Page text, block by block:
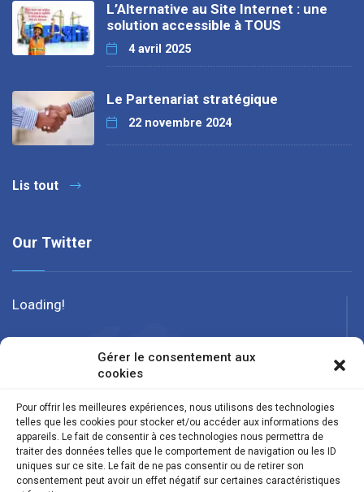
Gérer le consentement aux
cookies
Pour offrir les meilleures expériences, nous utilisons des technologies
telles que les cookies pour stocker et/ou accéder aux informations des
appareils. Le fait de consentir à ces technologies nous permettra de
traiter des données telles que le comportement de navigation ou les ID
uniques sur ce site. Le fait de ne pas consentir ou de retirer son
consentement peut avoir un effet négatif sur certaines caractéristiques
L’Alternative au Site Internet : une
solution accessible à TOUS
4 avril 2025
Le Partenariat stratégique
22 novembre 2024
Lis tout
Our Twitter
Loading!